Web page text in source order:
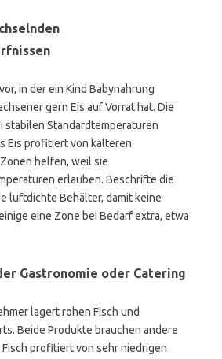
in der ein Kind Babynahrung
gern Eis auf Vorrat hat. Die
stabilen Standardtemperaturen
Eis profitiert von kälteren
helfen, weil sie
erlauben. Beschrifte die
luftdichte Behälter, damit keine
eine Zone bei Bedarf extra, etwa
Gastronomie oder Catering
lagert rohen Fisch und
Beide Produkte brauchen andere
profitiert von sehr niedrigen